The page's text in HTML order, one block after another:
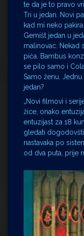
te da je to pravo
Tri u jedan. Novi
kad mi neko
Gemišt jedan u
malinovac. Nekad
pića. Bambus
se pilo samo i
Samo ženu.
jedan?
„Novi filmovi i
žice, onako
entuzijast za 18
gledati
nastavaka po
od dva puta, prije